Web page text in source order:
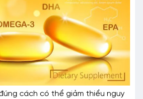
cách có thể giảm thiểu nguy